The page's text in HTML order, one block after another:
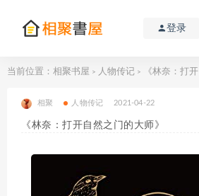
登录
当前位置： 相聚书屋 > 人物传记 > 《林奈：打
相聚 人物传记 2021-04-22
《林奈：打开自然之门的大师》